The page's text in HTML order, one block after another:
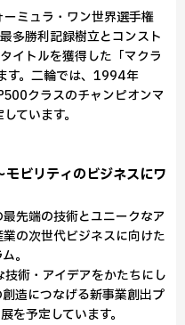
ミュラ・ワン世界選手権
多勝利記録樹立とコンスト
イトルを獲得した「マクラ
す。二輪では、1994年
クラスのチャンピオンマ
ています。
リティのビジネスにワ
先端の技術とユニークなア
の次世代ビジネスに向けた
。
術・アイデアをかたちにし
造につなげる新事業創出プ
予定しています。